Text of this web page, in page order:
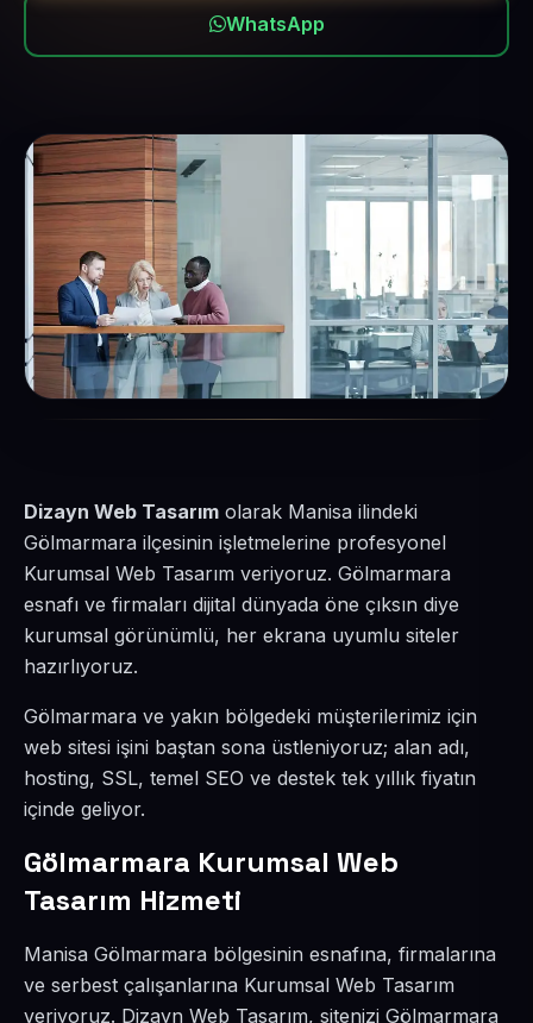
WhatsApp
Dizayn Web Tasarım olarak Manisa ilindeki
Gölmarmara ilçesinin işletmelerine profesyonel
Kurumsal Web Tasarım veriyoruz. Gölmarmara
esnafı ve firmaları dijital dünyada öne çıksın diye
kurumsal görünümlü, her ekrana uyumlu siteler
hazırlıyoruz.
Gölmarmara ve yakın bölgedeki müşterilerimiz için
web sitesi işini baştan sona üstleniyoruz; alan adı,
hosting, SSL, temel SEO ve destek tek yıllık fiyatın
içinde geliyor.
Gölmarmara Kurumsal Web
Tasarım Hizmeti
Manisa Gölmarmara bölgesinin esnafına, firmalarına
ve serbest çalışanlarına Kurumsal Web Tasarım
veriyoruz. Dizayn Web Tasarım, sitenizi Gölmarmara